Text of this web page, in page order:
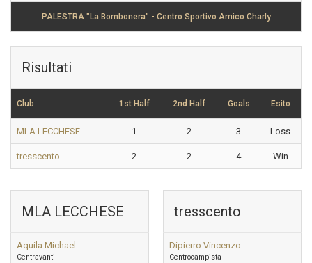
PALESTRA "La Bombonera" - Centro Sportivo Amico Charly
Risultati
Club 1st Half 2nd Half Goals Esito
MLA LECCHESE 1 2 3 Loss
tresscento 2 2 4 Win
MLA LECCHESE
Aquila Michael
Centravanti
tresscento
Dipierro Vincenzo
Centrocampista